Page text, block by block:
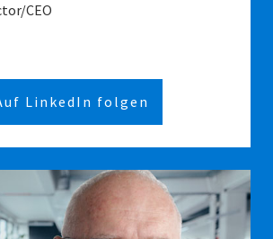
CEO
LinkedIn folgen